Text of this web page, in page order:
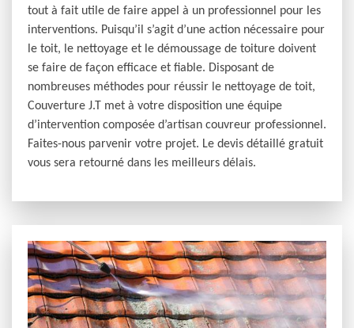
tout à fait utile de faire appel à un professionnel pour les
interventions. Puisqu’il s’agit d’une action nécessaire pour
le toit, le nettoyage et le démoussage de toiture doivent
se faire de façon efficace et fiable. Disposant de
nombreuses méthodes pour réussir le nettoyage de toit,
Couverture J.T met à votre disposition une équipe
d’intervention composée d’artisan couvreur professionnel.
Faites-nous parvenir votre projet. Le devis détaillé gratuit
vous sera retourné dans les meilleurs délais.